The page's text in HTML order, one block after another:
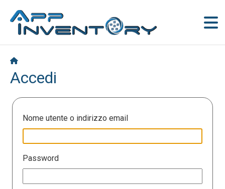
Accedi
Nome utente o indirizzo email
Password